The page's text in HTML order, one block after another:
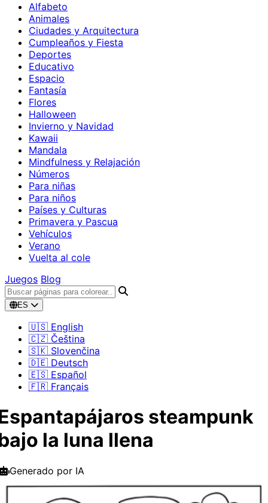
Alfabeto
Animales
Ciudades y Arquitectura
Cumpleaños y Fiesta
Deportes
Educativo
Espacio
Fantasía
Flores
Halloween
Invierno y Navidad
Kawaii
Mandala
Mindfulness y Relajación
Números
Para niñas
Para niños
Países y Culturas
Primavera y Pascua
Vehículos
Verano
Vuelta al cole
Juegos Blog
ES
🇺🇸 English
🇨🇿 Čeština
🇸🇰 Slovenčina
🇩🇪 Deutsch
🇪🇸 Español
🇫🇷 Français
steampunk
la luna llena
Generado por IA